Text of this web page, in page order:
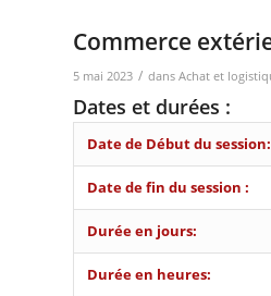
Commerce
5 mai 2023 / dans Achat et
Dates et durées :
Date de Début du session:
Date de fin du session :
Durée en jours:
Durée en heures: